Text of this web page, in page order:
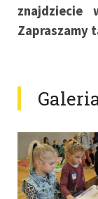
znajdziecie
Zapraszamy